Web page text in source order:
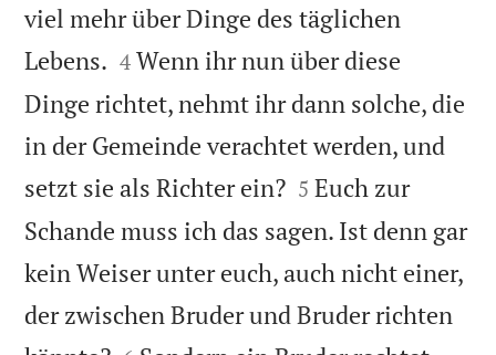
viel mehr über Dinge des täglichen
Lebens. 

4 Wenn ihr nun über diese
Dinge richtet, nehmt ihr dann solche, die
in der Gemeinde verachtet werden, und
setzt sie als Richter ein?
5 Euch zur
Schande muss ich das sagen. Ist denn gar
kein Weiser unter euch, auch nicht einer,
der zwischen Bruder und Bruder richten